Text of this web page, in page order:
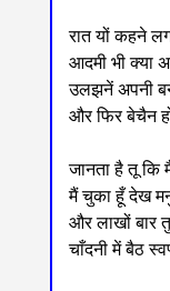
रात यों कहने
आदमी भी क्या
उलझनें अपनी
और फिर बेचैन
जानता है तू कि
मैं चुका हूँ देख
और लाखों बार
चाँदनी में बैठ